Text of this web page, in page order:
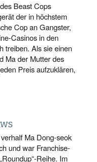
Beast Cops
der in höchstem
Cop an Gangster,
Casinos in den
treiben. Als sie einen
Ma der Mutter des
Preis aufzuklären,
Ma Dong-seok
und war Franchise-
Reihe. Im